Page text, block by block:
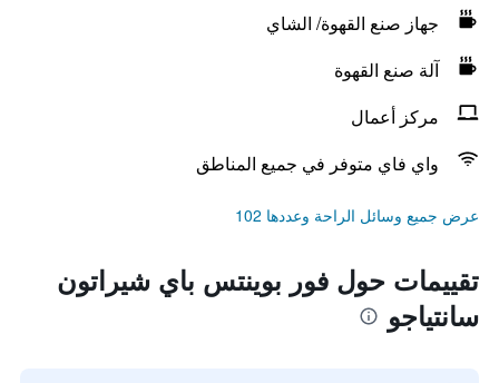
جهاز صنع القهوة/ الشاي
آلة صنع القهوة
مركز أعمال
واي فاي متوفر في جميع المناطق
عرض جميع وسائل الراحة وعددها 102
تقييمات حول فور بوينتس باي شيراتون
سانتياجو